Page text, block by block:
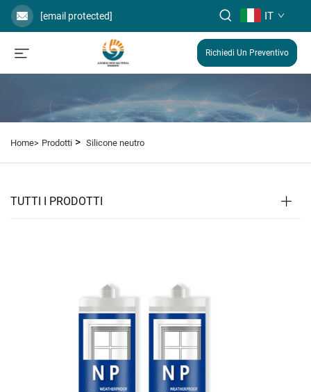
[email protected] IT
Richiedi Un Preventivo
Home> Prodotti > Silicone neutro
TUTTI I PRODOTTI